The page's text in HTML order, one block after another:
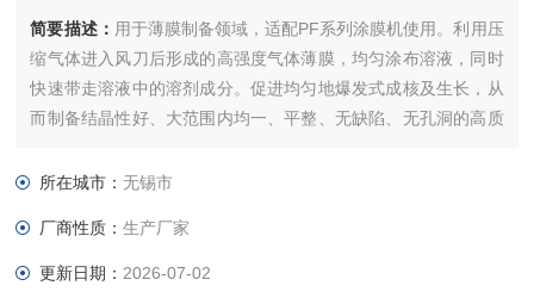
简要描述： 用于薄膜制备领域，适配PF系列涂膜机使用。利用压
缩气体进入风刀后形成的高强度气体薄膜，均匀涂布溶液，同时
快速带走溶液中的溶剂成分。促进均匀地爆发式成核及生长，从
而制备结晶性好、大范围内均一、平整、无缺陷、无孔洞的高质
所在城市：无锡市
厂商性质：生产厂家
更新日期： 2026-07-02